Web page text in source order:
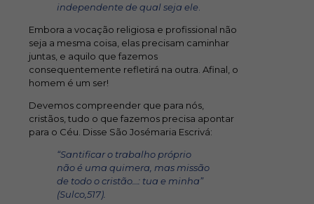
independente de qual seja ele
Embora a vocação religiosa e profissional não
seja a mesma coisa, elas precisam caminhar
juntas, e aquilo que fazemos
consequentemente refletirá na outra. Afinal, o
homem é um ser!
Devemos compreender que para nós,
cristãos, tudo o que fazemos precisa apontar
para o Céu. Disse São Josémaria Escrivá:
“Santificar o trabalho próprio
não é uma quimera, mas missão
de todo o cristão…: tua e minha”
(Sulco,517).